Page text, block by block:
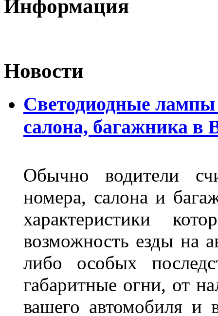
Информация
Новости
Светодиодные лампы
салона, багажника в
Обычно водители
номера, салона и
характеристики
возможность езды на
либо особых
габаритные огни, от
вашего автомобиля и